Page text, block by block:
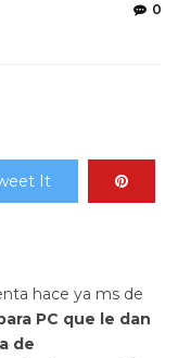
0
It
hace ya ms de
PC que le dan
de